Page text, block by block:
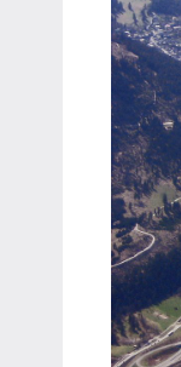
講
座、
部
落
客
及
旅
遊
誌
專